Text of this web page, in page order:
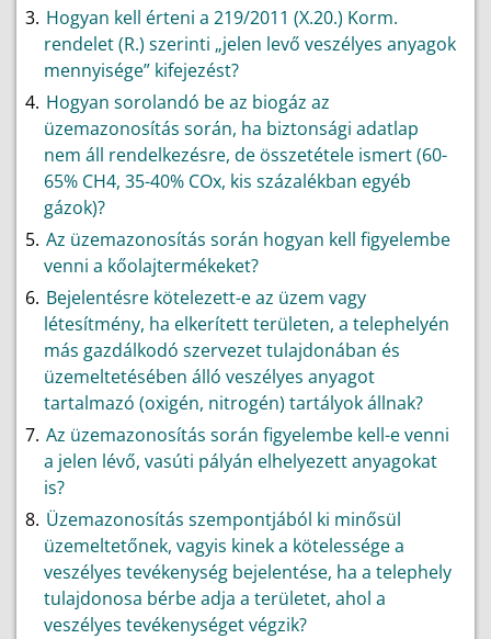
Hogyan kell érteni a 219/2011 (X.20.) Korm.
rendelet (R.) szerinti „jelen levő veszélyes anyagok
mennyisége” kifejezést?
Hogyan sorolandó be az biogáz az
üzemazonosítás során, ha biztonsági adatlap
nem áll rendelkezésre, de összetétele ismert (60-
65% CH4, 35-40% COx, kis százalékban egyéb
gázok)?
Az üzemazonosítás során hogyan kell figyelembe
venni a kőolajtermékeket?
Bejelentésre kötelezett-e az üzem vagy
létesítmény, ha elkerített területen, a telephelyén
más gazdálkodó szervezet tulajdonában és
üzemeltetésében álló veszélyes anyagot
tartalmazó (oxigén, nitrogén) tartályok állnak?
Az üzemazonosítás során figyelembe kell-e venni
a jelen lévő, vasúti pályán elhelyezett anyagokat
is?
Üzemazonosítás szempontjából ki minősül
üzemeltetőnek, vagyis kinek a kötelessége a
veszélyes tevékenység bejelentése, ha a telephely
tulajdonosa bérbe adja a területet, ahol a
veszélyes tevékenységet végzik?